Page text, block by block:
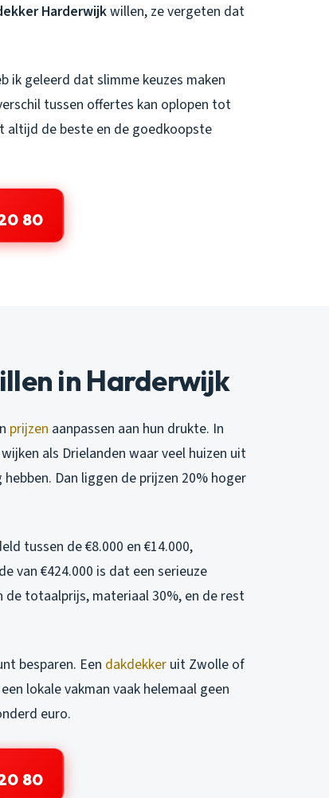
Harderwijkwillen, ze vergeten dat
ik geleerd dat slimme keuzes maken
tussen offertes kan oplopen tot
altijd de beste en de goedkoopste
80
in Harderwijk
prijzen aanpassen aan hun drukte. In
als Drielanden waar veel huizen uit
Dan liggen de prijzen 20% hoger
tussen de €8.000 en €14.000,
van €424.000 is dat een serieuze
de totaalprijs, materiaal 30%, en de rest
besparen. Een dakdekker uit Zwolle of
lokale vakman vaak helemaal geen
euro.
80